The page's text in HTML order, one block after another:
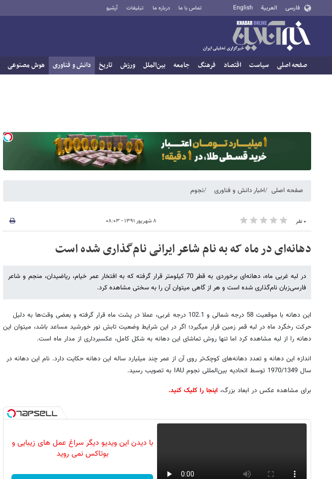
فارسی العربية English تماس با ما درباره ما تبلیغات آرشیو
صفحه اصلی سیاست اقتصاد فرهنگ جامعه بین‌الملل ورزش تاریخ دانش و فناوری هوش مصنوعی
صفحه اصلی اخبار دانش و فناوری نجوم
۰ نفر ۸ شهریور ۱۳۹۱ - ۰۸:۰۳
دهانه‌ای در ماه که به نام شاعر ایرانی نام‌گذاری شده است
در لبه غربی ماه، دهانه‌ای برخوردی به قطر 70 کیلومتر قرار گرفته که به افتخار عمر خیام، ریاضیدان، منجم و شاعر
فارسی‌زبان نام‌گذاری شده است و هر از گاهی می‎توان آن را به سختی مشاهده کرد.
این دهانه با موقعیت 58 درجه شمالی و 102.1 درجه غربی، عملا در پشت ماه قرار گرفته و بعضی وقت‌ها به دلیل
حرکت رخگرد ماه در لبه قمر زمین قرار می‎گیرد؛ اگر در این شرایط وضعیت تابش نور خورشید مساعد باشد، می‎توان این
دهانه را از لبه مشاهده کرد اما تنها روش تماشای این دهانه به شکل کامل، عکس‎برداری از مدار ماه است.
اندازه این دهانه و تعدد دهانه‌های کوچک‌تر روی آن از عمر چند میلیارد ساله این دهانه حکایت دارد. نام این دهانه در
سال 1970/1349 توسط اتحادیه بین‌المللی نجوم IAU به تصویب رسید.
برای مشاهده عکس در ابعاد بزرگ، اینجا را کلیک کنید.
با دیدن این ویدیو دیگر سراغ عمل های زیبایی و
بوتاکس نمی روید